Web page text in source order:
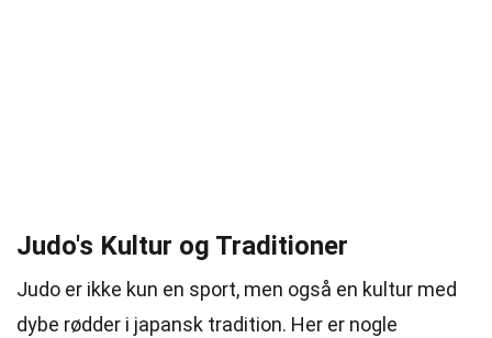
Judo's Kultur og Traditioner
Judo er ikke kun en sport, men også en kultur med
dybe rødder i japansk tradition. Her er nogle